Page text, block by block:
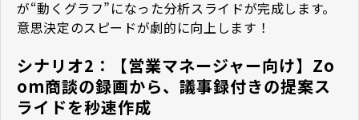
が“動くグラフ”になった分析スライドが完成します。
意思決定のスピードが劇的に向上します！
シナリオ2：【営業マネージャー向け】Zo
om商談の録画から、議事録付きの提案ス
ライドを秒速作成